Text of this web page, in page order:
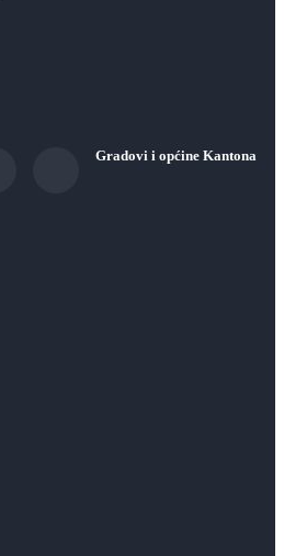
Gradovi i općine Kantona